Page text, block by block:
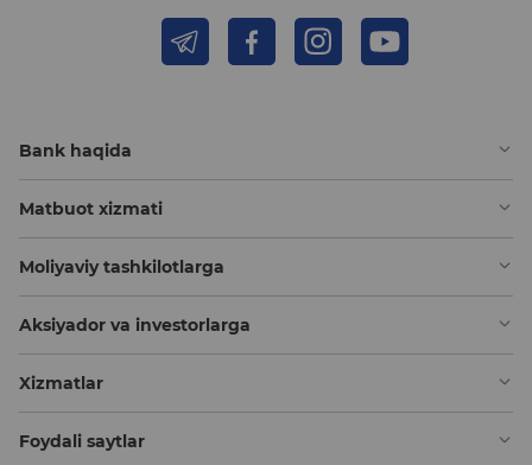
Bank haqida
Matbuot xizmati
Moliyaviy tashkilotlarga
Aksiyador va investorlarga
Xizmatlar
Foydali saytlar